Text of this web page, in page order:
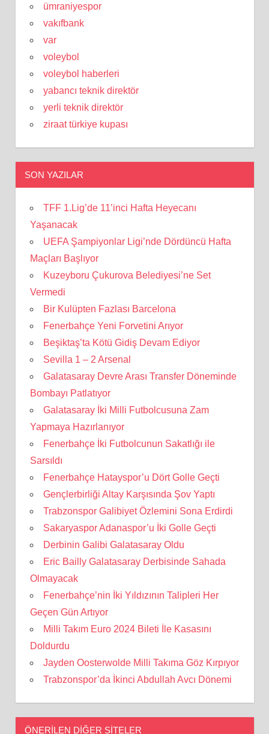
ümraniyespor
vakıfbank
var
voleybol
voleybol haberleri
yabancı teknik direktör
yerli teknik direktör
ziraat türkiye kupası
SON YAZILAR
TFF 1.Lig’de 11’inci Hafta Heyecanı
Yaşanacak
UEFA Şampiyonlar Ligi’nde Dördüncü Hafta
Maçları Başlıyor
Kuzeyboru Çukurova Belediyesi’ne Set
Vermedi
Bir Kulüpten Fazlası Barcelona
Fenerbahçe Yeni Forvetini Arıyor
Beşiktaş’ta Kötü Gidiş Devam Ediyor
Sevilla 1 – 2 Arsenal
Galatasaray Devre Arası Transfer Döneminde
Bombayı Patlatıyor
Galatasaray İki Milli Futbolcusuna Zam
Yapmaya Hazırlanıyor
Fenerbahçe İki Futbolcunun Sakatlığı ile
Sarsıldı
Fenerbahçe Hatayspor’u Dört Golle Geçti
Gençlerbirliği Altay Karşısında Şov Yaptı
Trabzonspor Galibiyet Özlemini Sona Erdirdi
Sakaryaspor Adanaspor’u İki Golle Geçti
Derbinin Galibi Galatasaray Oldu
Eric Bailly Galatasaray Derbisinde Sahada
Olmayacak
Fenerbahçe’nin İki Yıldızının Talipleri Her
Geçen Gün Artıyor
Milli Takım Euro 2024 Bileti İle Kasasını
Doldurdu
Jayden Oosterwolde Milli Takıma Göz Kırpıyor
Trabzonspor’da İkinci Abdullah Avcı Dönemi
ÖNERILEN DIĞER SITELER